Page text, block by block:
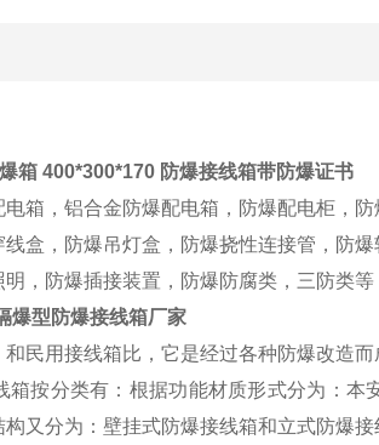
箱 400*300*170 防爆接线箱带防爆证书
箱，铝合金防爆配电箱，防爆配电柜，
盒，防爆吊灯盒，防爆挠性连接管，防
，防爆插接装置，防爆防腐类，三防类等
爆型防爆接线箱厂家
民用接线箱比，它是经过各种防爆改造
箱按分类有：根据功能材质形式分为：
又分为：壁挂式防爆接线箱和立式防爆接